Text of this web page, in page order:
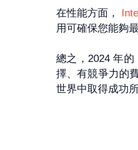
在性能方面，
用可確保您能夠
總之，2024 年
擇、有競爭力的
世界中取得成功